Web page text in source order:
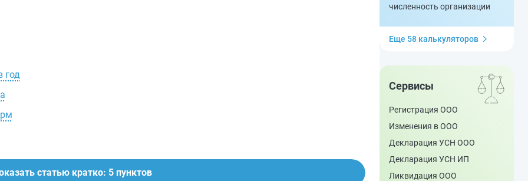
год
статью кратко: 5 пунктов
численность организации
Еще 58 калькуляторов
Сервисы
Регистрация ООО
Изменения в ООО
Декларация УСН ООО
Декларация УСН ИП
Ликвидация ООО